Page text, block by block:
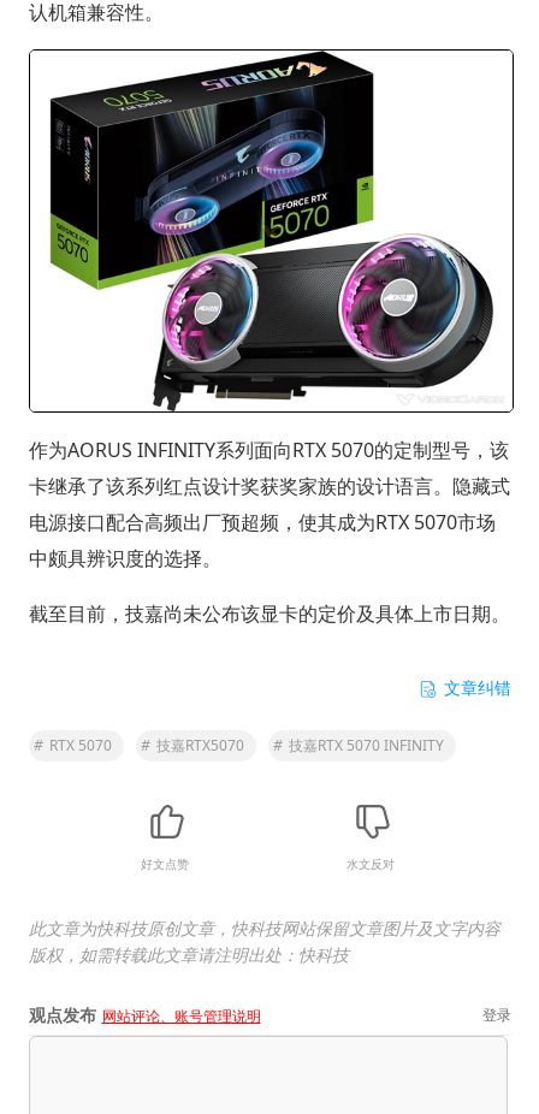
认机箱兼容性。
作为AORUS INFINITY系列面向RTX 5070的定制型号，该
卡继承了该系列红点设计奖获奖家族的设计语言。隐藏式
电源接口配合高频出厂预超频，使其成为RTX 5070市场
中颇具辨识度的选择。
截至目前，技嘉尚未公布该显卡的定价及具体上市日期。
文章纠错
# RTX 5070 # 技嘉RTX5070 # 技嘉RTX 5070 INFINITY
好文点赞 水文反对
此文章为快科技原创文章，快科技网站保留文章图片及文字内容
版权，如需转载此文章请注明出处：快科技
观点发布 网站评论、账号管理说明 登录